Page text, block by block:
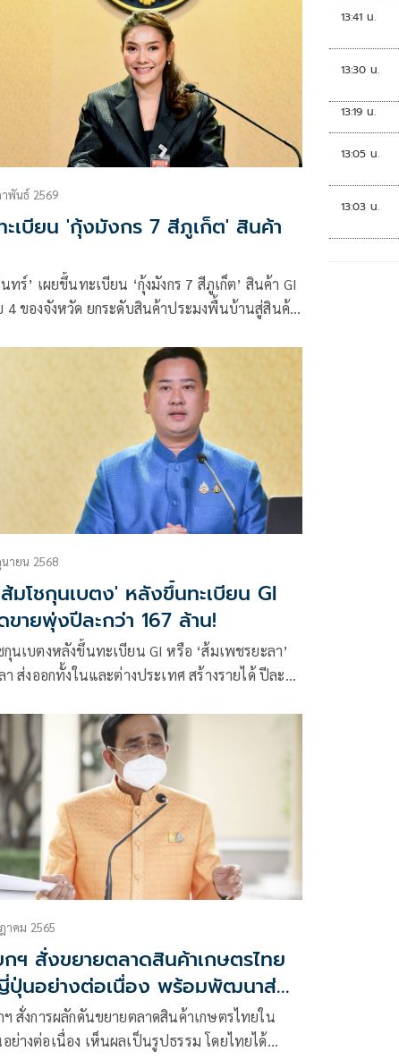
พันธ์ 2569
ะเบียน 'กุ้งมังกร 7 สีภูเก็ต' สินค้า
นทร์’ เผยขึ้นทะเบียน ‘กุ้งมังกร 7 สีภูเก็ต’ สินค้า GI
4 ของจังหวัด ยกระดับสินค้าประมงพื้นบ้านสู่สินค้า
ษฐกิจรวมกว่า 65 ล้านบาทต่อปี
ายน 2568
มโชกุนเบตง' หลังขึ้นทะเบียน GI
ขายพุ่งปีละกว่า 167 ล้าน!
นเบตงหลังขึ้นทะเบียน GI หรือ ‘ส้มเพชรยะลา’
า ส่งออกทั้งในและต่างประเทศ สร้างรายได้ ปีละ
าคม 2565
กฯ สั่งขยายตลาดสินค้าเกษตรไทย
ปุ่นอย่างต่อเนื่อง พร้อมพัฒนาส่ง
ครบวงจร
ฯ สั่งการผลักดันขยายตลาดสินค้าเกษตรไทยใน
ย่างต่อเนื่อง เห็นผลเป็นรูปธรรม โดยไทยได้
13:41 น.
13:30 น.
13:19 น.
13:05 น.
13:03 น.